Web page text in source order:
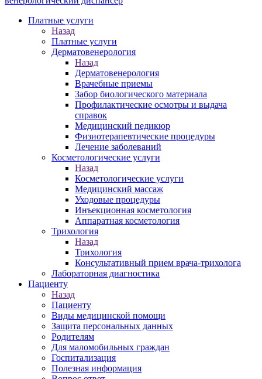
Платные услуги
Назад
Платные услуги
Дерматовенерология
Назад
Дерматовенерология
Врачебные приемы
Забор биологического материала
Профилактические осмотры и выдача
справок
Медицинский педикюр
Физиотерапевтические процедуры
Лечение заболеваний
Косметологические услуги
Назад
Косметологические услуги
Медицинский массаж
Уходовые процедуры
Инъекционная косметология
Аппаратная косметология
Трихология
Назад
Трихология
Консультативный прием врача-трихолога
Лабораторная диагностика
Пациенту
Назад
Пациенту
Виды медицинской помощи
Защита персональных данных
Родителям
Для маломобильных граждан
Госпитализация
Полезная информация